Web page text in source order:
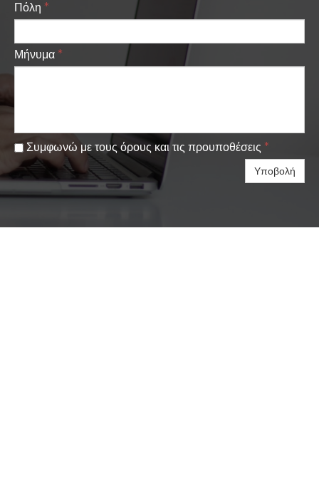
Πόλη *
Μήνυμα *
Συμφωνώ με τους όρους και τις προυποθέσεις *
Υποβολή